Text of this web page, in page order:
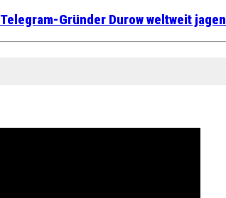
Gründer Durow weltweit jagen